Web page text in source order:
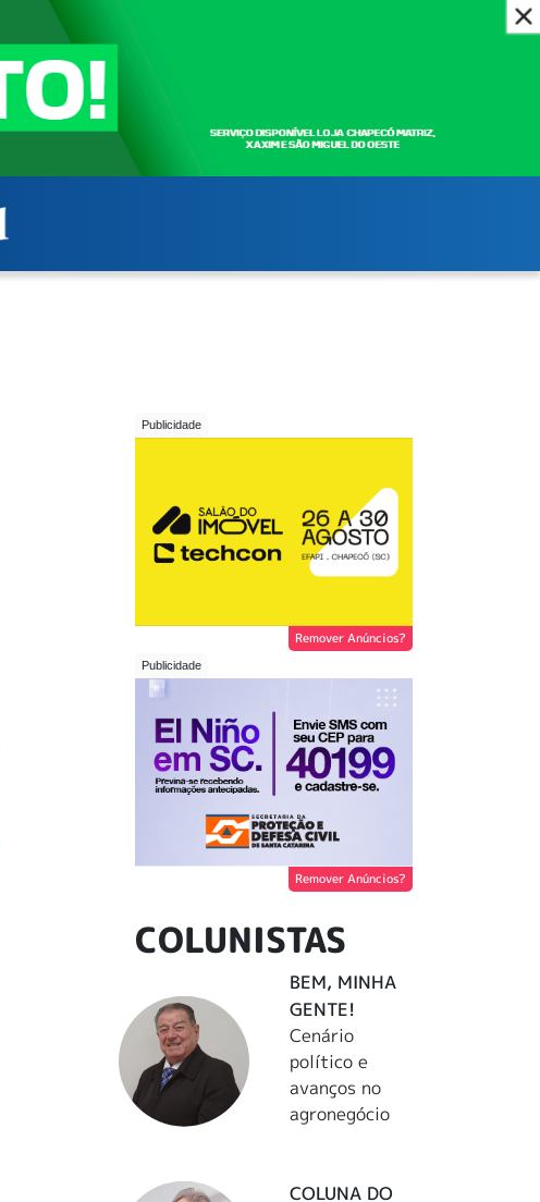
Remover Anúncios?
Remover Anúncios?
COLUNISTAS
BEM, MINHA
GENTE!
Cenário
político e
avanços no
agronegócio
COLUNA DO